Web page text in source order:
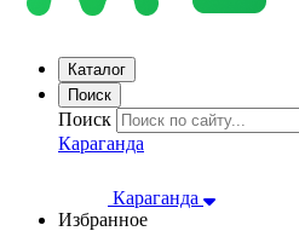
Каталог
Поиск
Поиск
Караганда
Караганда
Избранное